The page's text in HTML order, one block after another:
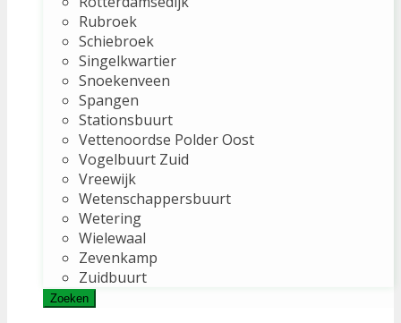
Rubroek
Schiebroek
Singelkwartier
Snoekenveen
Spangen
Stationsbuurt
Vettenoordse Polder Oost
Vogelbuurt Zuid
Vreewijk
Wetenschappersbuurt
Wetering
Wielewaal
Zevenkamp
Zuidbuurt
Zoeken